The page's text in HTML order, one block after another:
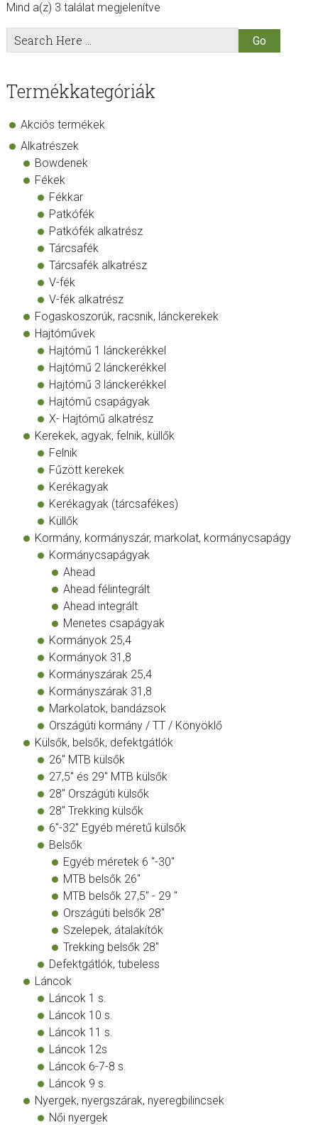
Mind a(z) 3 találat megjelenítve
sidebar
Store
Sidebar
Search
Here
Termékkategóriák
Akciós termékek
Alkatrészek
Bowdenek
Fékek
Fékkar
Patkófék
Patkófék alkatrész
Tárcsafék
Tárcsafék alkatrész
V-fék
V-fék alkatrész
Fogaskoszorúk, racsnik, lánckerekek
Hajtóművek
Hajtómű 1 lánckerékkel
Hajtómű 2 lánckerékkel
Hajtómű 3 lánckerékkel
Hajtómű csapágyak
X- Hajtómű alkatrész
Kerekek, agyak, felnik, küllők
Felnik
Fűzött kerekek
Kerékagyak
Kerékagyak (tárcsafékes)
Küllők
Kormány, kormányszár, markolat, kormánycsapágy
Kormánycsapágyak
Ahead
Ahead félintegrált
Ahead integrált
Menetes csapágyak
Kormányok 25,4
Kormányok 31,8
Kormányszárak 25,4
Kormányszárak 31,8
Markolatok, bandázsok
Országúti kormány / TT / Könyöklő
Külsők, belsők, defektgátlók
26" MTB külsők
27,5" és 29" MTB külsők
28" Országúti külsők
28" Trekking külsők
6"-32" Egyéb méretű külsők
Belsők
Egyéb méretek 6 "-30"
MTB belsők 26"
MTB belsők 27,5" - 29 "
Országúti belsők 28"
Szelepek, átalakítók
Trekking belsők 28"
Defektgátlók, tubeless
Láncok
Láncok 1 s.
Láncok 10 s.
Láncok 11 s.
Láncok 12s
Láncok 6-7-8 s.
Láncok 9 s.
Nyergek, nyergszárak, nyeregbilincsek
Női nyergek